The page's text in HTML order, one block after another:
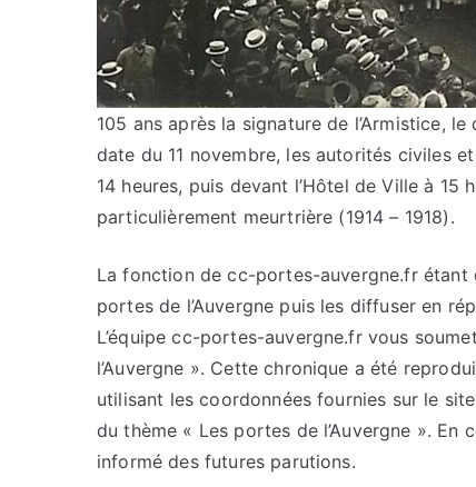
105 ans après la signature de l’Armistice,
date du 11 novembre, les autorités civiles
14 heures, puis devant l’Hôtel de Ville à 15
particulièrement meurtrière (1914 – 1918).
La fonction de cc-portes-auvergne.fr
portes de l’Auvergne puis les diffuser en
L’équipe cc-portes-auvergne.fr vous
l’Auvergne ». Cette chronique a été
utilisant les coordonnées fournies sur le
du thème « Les portes de l’Auvergne ».
informé des futures parutions.